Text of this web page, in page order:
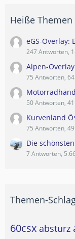
Heiße Themen
eGS-Overlay:
247 Antworten,
Alpen-
75 Antworten,
50 Antworten,
Kurvenland
75 Antworten,
Die
7 Antworten,
Themen-
60csx absturz